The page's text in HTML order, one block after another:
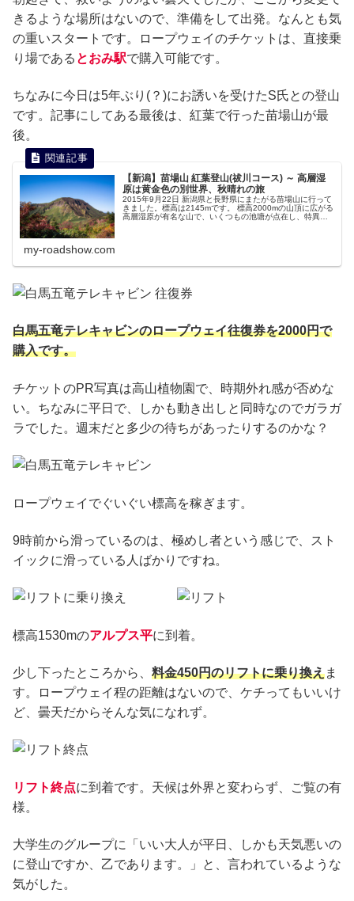
きるような場所はないので、準備をして出発。なんとも気
の重いスタートです。ロープウェイのチケットは、直接乗
り場である とおみ駅で購入可能です。
ちなみに今日は5年ぶり(？)にお誘いを受けたS氏との登山
です。記事にしてある最後は、紅葉で行った苗場山が最
後。
【新潟】苗場山 紅葉登山(祓川コース) ～ 高層湿
原は黄金色の別世界、秋晴れの旅
2015年9月22日 新潟県と長野県にまたがる苗場山に行って
きました。標高は2145mです。 標高2000mの山頂に広がる
高層湿原が有名な山で、いくつもの池塘が点在し、特異な
my-roadshow.com
白馬五竜テレキャビンのロープウェイ往復券を2000円で
購入です。
チケットのPR写真は高山植物園で、時期外れ感が否めな
い。ちなみに平日で、しかも動き出しと同時なのでガラガ
ラでした。週末だと多少の待ちがあったりするのかな？
ロープウェイでぐいぐい標高を稼ぎます。
9時前から滑っているのは、極めし者という感じで、スト
イックに滑っている人ばかりですね。
標高1530mのアルプス平に到着。
少し下ったところから、 料金450円のリフトに乗り換えま
す。ロープウェイ程の距離はないので、ケチってもいいけ
ど、曇天だからそんな気になれず。
リフト終点に到着です。天候は外界と変わらず、ご覧の有
様。
大学生のグループに「いい大人が平日、しかも天気悪いの
に登山ですか、乙であります。」と、言われているような
気がした。